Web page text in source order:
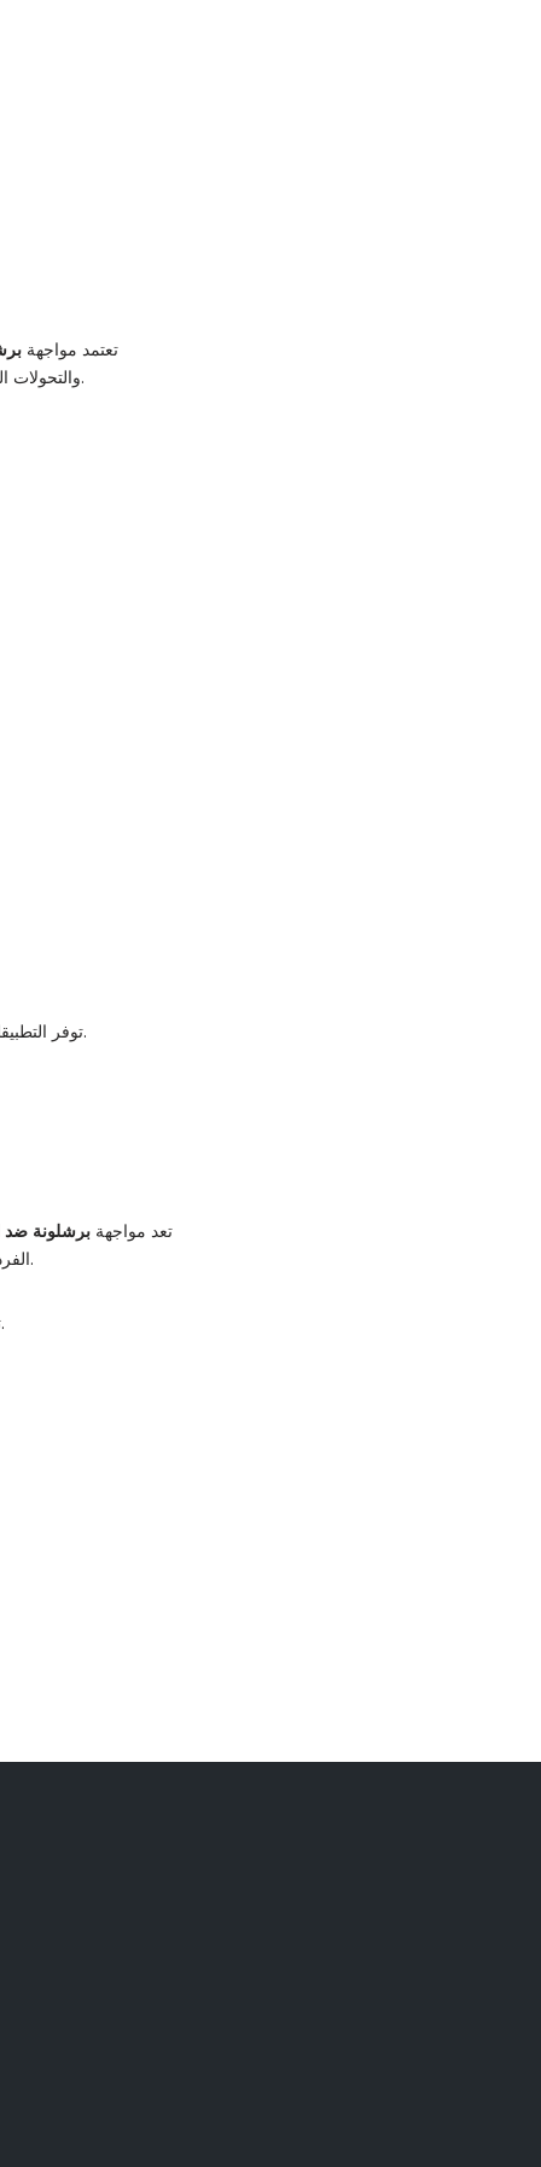
تعتمد مواجهة
والتحولات السريعة، بينما يسعى الإنتر للضغط على وسط الملعب واستغلال الكرات الطويلة للوصول إلى مرمى الخصم.
توفر التطبيقات والمواقع الرياضية إحصاءات تفصيلية تشمل الأهداف، الاستحواذ، التمريرات، والهجمات على المرمى.
تعد مواجهةبرشلونة ضد
الفردية. متابعة هذه المباراة تمنح الجمهور فرصة للاستمتاع بكرة القدم عالية المستوى وتحليل الأداء بشكل دقيق.
لتكونوا على اطلاع كامل بكل جديد حول التشكيلات والإحصاءات قبل وأثناء المباراة.